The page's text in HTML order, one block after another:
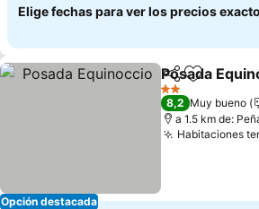
Elige fechas para ver los precios
Opción destacada
Compartir
Agregar
Posada
2 Estrellas
8,2 Muy bueno
a 1.5 km de:
Habitaciones